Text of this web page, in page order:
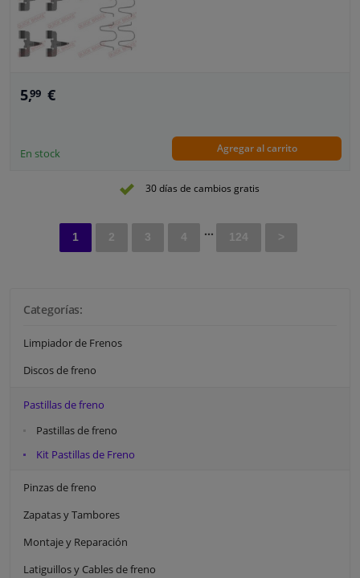
Categorías:
Limpiador de Frenos
Discos de freno
Pastillas de freno
Pastillas de freno
Kit Pastillas de Freno
Pinzas de freno
Zapatas y Tambores
Montaje y Reparación
Latiguillos y Cables de freno
5,99 €
En stock Agregar al carrito
30 días de cambios gratis
1 2 3 4 ... 124 >